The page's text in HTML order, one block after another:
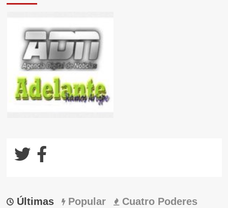
Últimas Popular Cuatro Poderes